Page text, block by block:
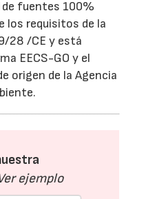
fuentes 100%
los requisitos de la
28 /CE y está
EECS-GO y el
origen de la Agencia
ejemplo